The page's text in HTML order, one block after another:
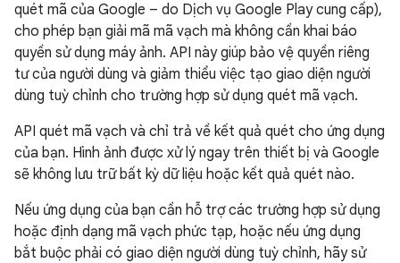
quét mã của Google – do Dịch vụ Google Play cung cấp),
cho phép bạn giải mã mã vạch mà không cần khai báo
quyền sử dụng máy ảnh. API này giúp bảo vệ quyền riêng
tư của người dùng và giảm thiểu việc tạo giao diện người
dùng tuỳ chỉnh cho trường hợp sử dụng quét mã vạch.
API quét mã vạch và chỉ trả về kết quả quét cho ứng dụng
của bạn. Hình ảnh được xử lý ngay trên thiết bị và Google
sẽ không lưu trữ bất kỳ dữ liệu hoặc kết quả quét nào.
Nếu ứng dụng của bạn cần hỗ trợ các trường hợp sử dụng
hoặc định dạng mã vạch phức tạp, hoặc nếu ứng dụng
bắt buộc phải có giao diện người dùng tuỳ chỉnh, hãy sử